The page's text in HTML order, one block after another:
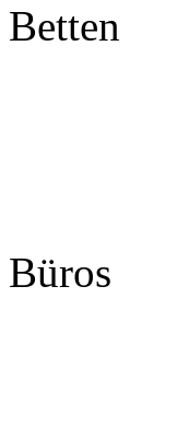
Betten
Büros